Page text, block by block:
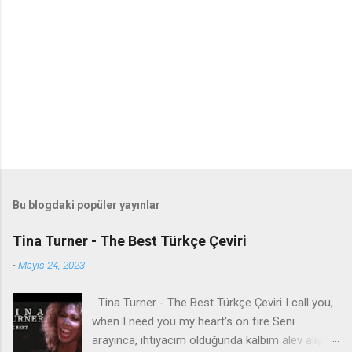
Bu blogdaki popüler yayınlar
Tina Turner - The Best Türkçe Çeviri
-Mayıs 24, 2023
Tina Turner - The Best Türkçe Çeviri I call you,
when I need you my heart's on fire Seni
arayınca, ihtiyacım olduğunda kalbim alev alıyor